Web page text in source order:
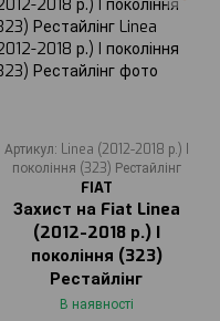
Артикул: Linea (2012-2018 р.) I
покоління (323) Рестайлінг
FIAT
Захист на Fiat Linea
(2012-2018 р.) I
покоління (323)
Рестайлінг
В наявності